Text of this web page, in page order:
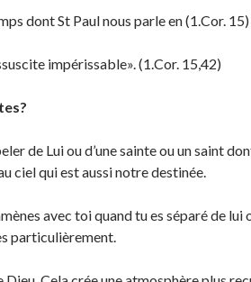
dont St Paul nous parle en (1.Cor. 15)
impérissable». (1.Cor. 15,42)
de Lui ou d’une sainte ou un saint
ciel qui est aussi notre destinée.
avec toi quand tu es séparé de
particulièrement.